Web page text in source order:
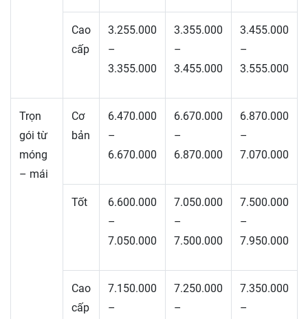
Cao
cấp
3.255.000
–
3.355.000
3.355.000
–
3.455.000
3.455.000
–
3.555.000
Trọn
gói từ
móng
– mái
Cơ
bản
6.470.000
–
6.670.000
6.670.000
–
6.870.000
6.870.000
–
7.070.000
Tốt
6.600.000
–
7.050.000
7.050.000
–
7.500.000
7.500.000
–
7.950.000
Cao
cấp
7.150.000
–
7.250.000
–
7.350.000
–